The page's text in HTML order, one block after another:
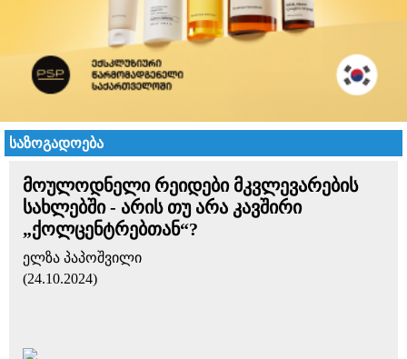
საზოგადოება
მოულოდნელი რეიდები მკვლევარების
სახლებში - არის თუ არა კავშირი
„ქოლცენტრებთან“?
ელზა პაპოშვილი
(24.10.2024)